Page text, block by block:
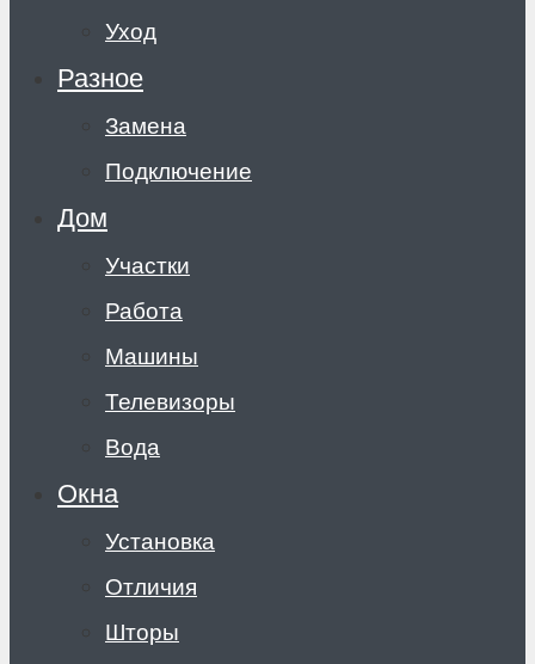
Уход
Разное
Замена
Подключение
Дом
Участки
Работа
Машины
Телевизоры
Вода
Окна
Установка
Отличия
Шторы